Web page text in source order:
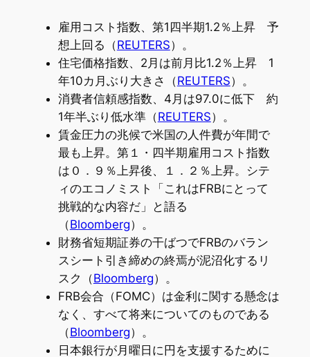
雇用コスト指数、第1四半期1.2％上昇 予
想上回る（REUTERS）。
住宅価格指数、2月は前月比1.2％上昇 1
年10カ月ぶり大きさ（REUTERS）。
消費者信頼感指数、4月は97.0に低下 約
1年半ぶり低水準（REUTERS）。
賃金圧力の兆候で米国の人件費が年間で
最も上昇。第１・四半期雇用コスト指数
は０．９％上昇後、１．２％上昇。シテ
ィのエコノミスト「これはFRBにとって
挑戦的な内容だ」と語る
（Bloomberg）。
財務省短期証券の干ばつでFRBのバラン
スシート引き締めの終焉が泥沼化するリ
スク（Bloomberg）。
FRB会合（FOMC）は金利に関する懸念は
なく、すべて将来についてのものである
（Bloomberg）。
日本銀行が月曜日に円を支援するために